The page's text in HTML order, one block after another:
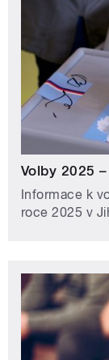
Volby 2025
Informace k
roce 2025 v